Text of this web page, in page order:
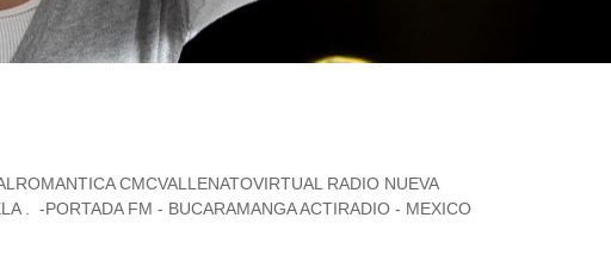
CMCVALLENATOVIRTUAL RADIO NUEVA
. -PORTADA FM - BUCARAMANGAACTIRADIO - MEXICO